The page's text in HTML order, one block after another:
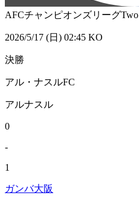
AFCチャンピオンズリーグTwo
2026/5/17 (日) 02:45 KO
決勝
アル・ナスルFC
アルナスル
0
-
1
ガンバ大阪